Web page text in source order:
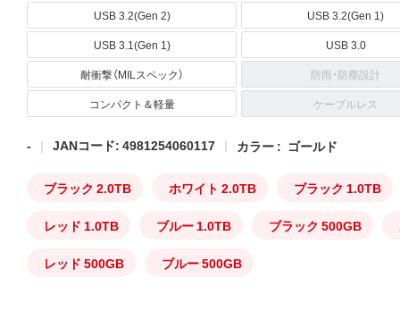
USB 3.2(Gen 2)
USB 3.2(Gen 1)
USB 3.1(Gen 1)
USB 3.0
耐衝撃（MILスペック）
防雨・防塵設計
コンパクト＆軽量
ケーブルレス
- JANコード: 4981254060117 カラー : ゴールド
ブラック 2.0TB ホワイト 2.0TB ブラック 1.0TB
レッド 1.0TB ブルー 1.0TB ブラック 500GB
レッド 500GB ブルー 500GB